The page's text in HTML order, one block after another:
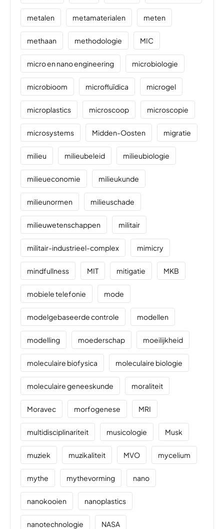
metalen metamaterialen meten
methaan methodologie MIC
micro en nano engineering microbiologie
microbioom microfluïdica microgel
microplastics microscoop microscopie
microsystems Midden-Oosten migratie
milieu milieubeleid milieubiologie
milieueconomie milieukunde
milieunormen milieuschade
milieuwetenschappen militair
militair-industrieel-complex mimicry
mindfullness MIT mitigatie MKB
mobiele telefonie mode
modelgebaseerde controle modellen
modelling moederschap moeilijkheid
moleculaire biofysica moleculaire biologie
moleculaire geneeskunde moraliteit
Moravec morfogenese MRI
multidisciplinariteit musicologie Musk
muziek muzikaliteit MVO mycelium
mythe mythevorming nano
nanokooien nanoplastics
nanotechnologie NASA